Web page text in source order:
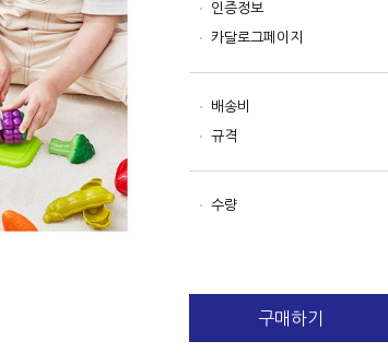
인증정보
카달로그페이지
배송비
규격
수량
구매하기